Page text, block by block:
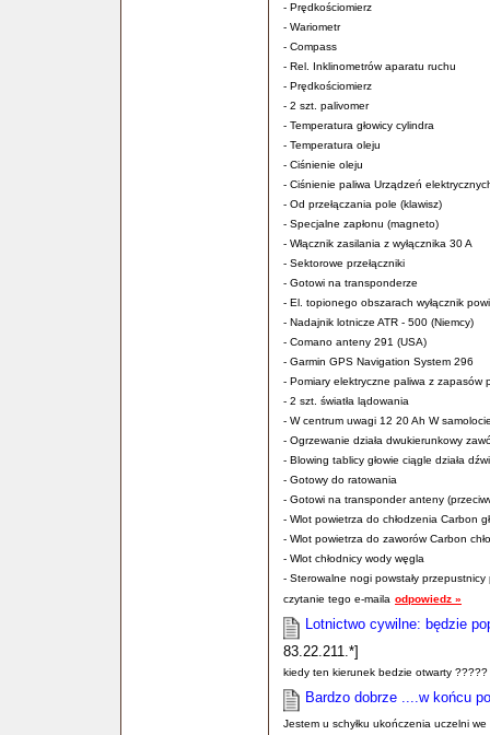
- Prędkościomierz
- Wariometr
- Compass
- Rel. Inklinometrów aparatu ruchu
- Prędkościomierz
- 2 szt. palivomer
- Temperatura głowicy cylindra
- Temperatura oleju
- Ciśnienie oleju
- Ciśnienie paliwa Urządzeń
- Od przełączania pole (klawisz)
- Specjalne zapłonu (magneto)
- Włącznik zasilania z wyłącznika 30 A
- Sektorowe przełączniki
- Gotowi na transponderze
- El. topionego obszarach wyłącznik
- Nadajnik lotnicze ATR - 500 (Niemcy)
- Comano anteny 291 (USA)
- Garmin GPS Navigation System 296
- Pomiary elektryczne paliwa z zapasów
- 2 szt. światła lądowania
- W centrum uwagi 12 20 Ah W
- Ogrzewanie działa dwukierunkowy
- Blowing tablicy głowie ciągle działa
- Gotowy do ratowania
- Gotowi na transponder anteny
- Wlot powietrza do chłodzenia Carbon
- Wlot powietrza do zaworów Carbon
- Wlot chłodnicy wody węgla
- Sterowalne nogi powstały
czytanie tego e-maila odpowiedz »
Lotnictwo cywilne: będzie
83.22.211.*]
kiedy ten kierunek bedzie otwarty ?????
Bardzo dobrze ....w końcu
Jestem u schyłku ukończenia uczelni